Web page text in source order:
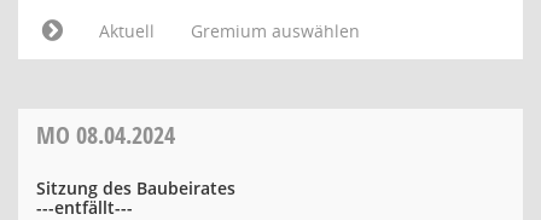
Aktuell
Gremium auswählen
MO 08.04.2024
Sitzung des Baubeirates
---entfällt---